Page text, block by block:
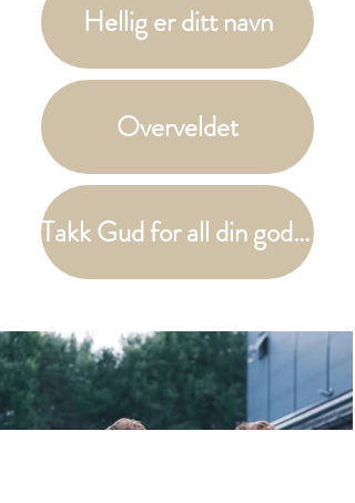
Hellig er ditt navn
Overveldet
Takk Gud for all din godhet